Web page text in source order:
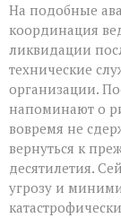
На подобные
координация
ликвидации
технические
организации.
напоминают о
вовремя не
вернуться к
десятилетия.
угрозу и